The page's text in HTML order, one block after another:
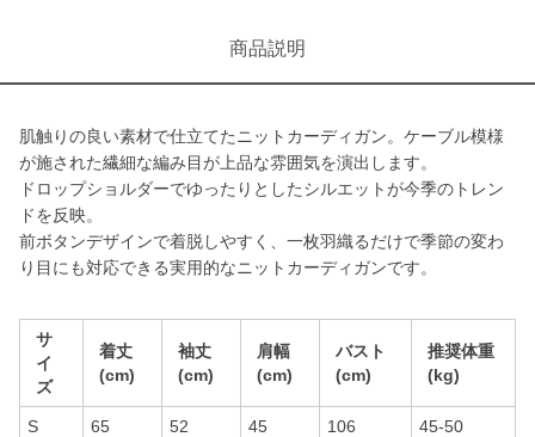
商品説明
肌触りの良い素材で仕立てたニットカーディガン。ケーブル模様
が施された繊細な編み目が上品な雰囲気を演出します。
ドロップショルダーでゆったりとしたシルエットが今季のトレン
ドを反映。
前ボタンデザインで着脱しやすく、一枚羽織るだけで季節の変わ
り目にも対応できる実用的なニットカーディガンです。
サ
イ
ズ
着丈
(cm)
袖丈
(cm)
肩幅
(cm)
バスト
(cm)
推奨体重
(kg)
S 65 52 45 106 45-50